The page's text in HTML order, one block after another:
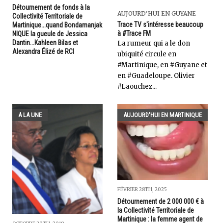
Détournement de fonds à la
Collectivité Territoriale de
Martinique...quand Bondamanjak
NIQUE la gueule de Jessica
Dantin...Kahleen Bilas et
Alexandra Élizé de RCI
AUJOURD'HUI EN GUYANE
Trace TV s'intéresse beaucoup
à #Trace FM
La rumeur qui a le don
ubiquité circule en
#Martinique, en #Guyane et
en #Guadeloupe. Olivier
#Laouchez...
A LA UNE AUJOURD'HUI EN MARTINIQUE
FÉVRIER 28TH, 2025
Détournement de 2 000 000 € à
la Collectivité Territoriale de
Martinique : la femme agent de